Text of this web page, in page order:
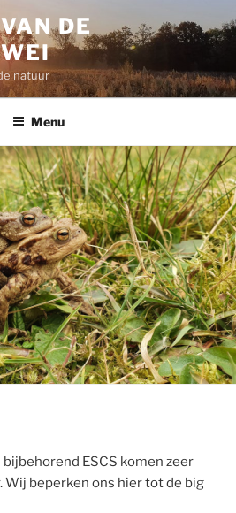
DE
natuur
Menu
ESCS komen zeer
Wij beperken ons hier tot de big